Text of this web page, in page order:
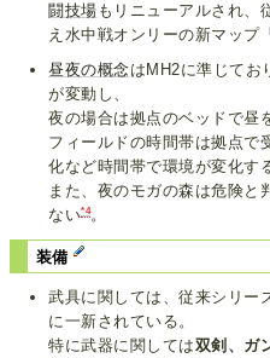
闘技場 もリニューアルされ、
え水中戦オンリーの新マップ
昼夜の概念はMH2に準じてお
が変動し、
夜の場合は拠点のベッドで昼
フィールドの時間帯は拠点で
化など時間帯で環境が変化す
また、夜のモガの森は危険と
ない*4。
装備
武具に関しては、従来シリー
に一新されている。
特に武器に関しては双剣、ガ